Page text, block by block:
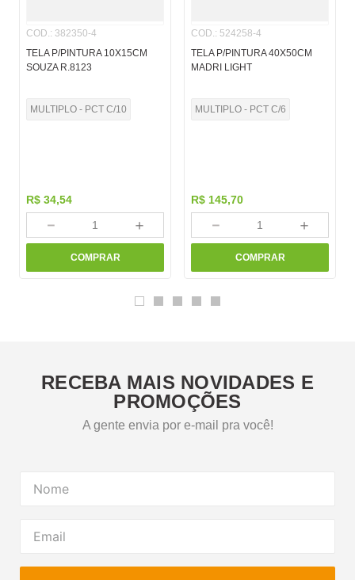
COD.: 382350-4
TELA P/PINTURA 10X15CM
SOUZA R.8123
MULTIPLO - PCT C/10
R$ 34,54
＋
－
COMPRAR
COD.: 524258-4
TELA P/PINTURA 40X50CM
MADRI LIGHT
MULTIPLO - PCT C/6
R$ 145,70
＋
－
COMPRAR
RECEBA MAIS NOVIDADES E
PROMOÇÕES
A gente envia por e-mail pra você!